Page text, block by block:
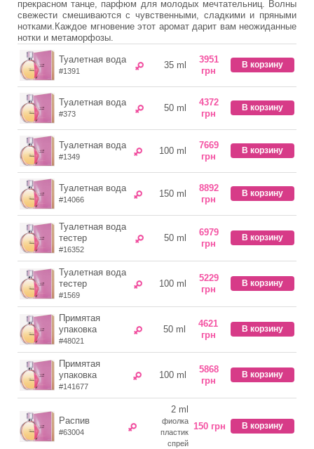
прекрасном танце, парфюм для молодых мечтательниц. Волны
свежести смешиваются с чувственными, сладкими и пряными
нотками.Каждое мгновение этот аромат дарит вам неожиданные
нотки и метаморфозы.
Туалетная вода
#1391
35 ml
3951
грн
В корзину
Туалетная вода
#373
50 ml
4372
грн
В корзину
Туалетная вода
#1349
100 ml
7669
грн
В корзину
Туалетная вода
#14066
150 ml
8892
грн
В корзину
Туалетная вода
тестер
#16352
50 ml
6979
грн
В корзину
Туалетная вода
тестер
#1569
100 ml
5229
грн
В корзину
Примятая
упаковка
#48021
50 ml
4621
грн
В корзину
Примятая
упаковка
#141677
100 ml
5868
грн
В корзину
Распив
#63004
2 ml
фиолка
пластик
спрей
150 грн В корзину